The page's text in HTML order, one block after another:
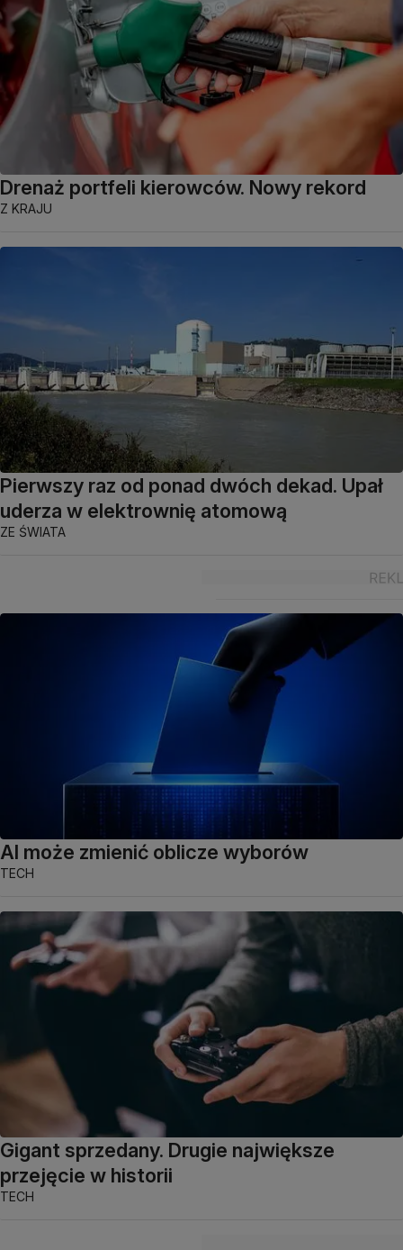
Drenaż portfeli kierowców. Nowy rekord
Z KRAJU
Pierwszy raz od ponad dwóch dekad. Upał
uderza w elektrownię atomową
ZE ŚWIATA
AI może zmienić oblicze wyborów
TECH
Gigant sprzedany. Drugie największe
przejęcie w historii
TECH